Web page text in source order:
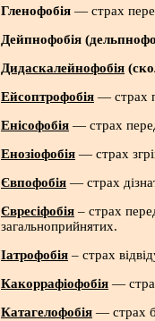
Гленофобія — страх
Дейпнофобія
Дидаскалейнофобія
Ейсоптрофобія — страх
Енісофобія — страх
Енозіофобія — страх
Євпофобія — страх
Євресіфобія – страх
загальноприйнятих.
Іатрофобія – страх
Какоррафіофобія —
Катагелофобія — страх